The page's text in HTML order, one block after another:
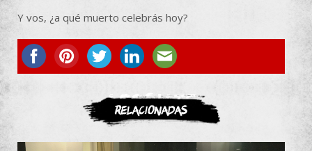
Y vos, ¿a qué muerto celebrás hoy?
ASOCIATE
Relacionadas